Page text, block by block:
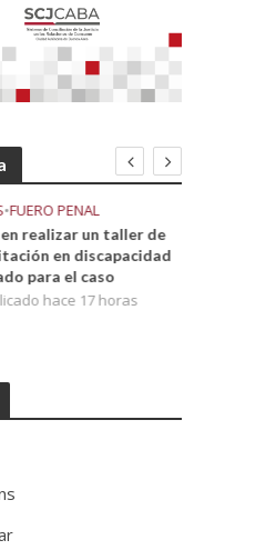
•FUERO PENAL
realizar un taller de
en discapacidad
para el caso
hace 17 horas